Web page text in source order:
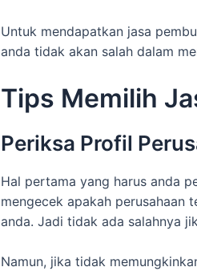
Untuk mendapatkan jasa
anda tidak akan salah dalam
Tips Memilih
Periksa Profil
Hal pertama yang harus anda
mengecek apakah perusahaan
anda. Jadi tidak ada salahnya
Namun, jika tidak